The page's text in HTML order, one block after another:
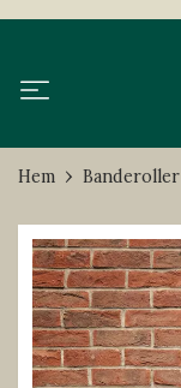
Hem Banderoller